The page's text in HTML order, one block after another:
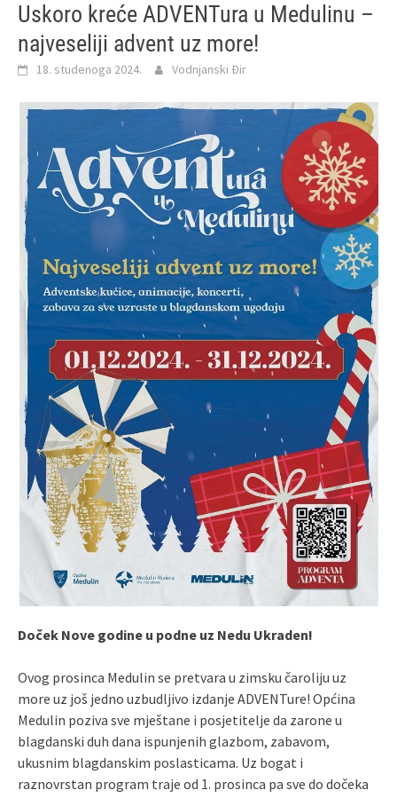
Uskoro kreće ADVENTura u Medulinu –
najveseliji advent uz more!
18. studenoga 2024. Vodnjanski Đir
Doček Nove godine u podne uz Nedu Ukraden!
Ovog prosinca Medulin se pretvara u zimsku čaroliju uz
more uz još jedno uzbudljivo izdanje ADVENTure! Općina
Medulin poziva sve mještane i posjetitelje da zarone u
blagdanski duh dana ispunjenih glazbom, zabavom,
ukusnim blagdanskim poslasticama. Uz bogat i
raznovrstan program traje od 1. prosinca pa sve do dočeka